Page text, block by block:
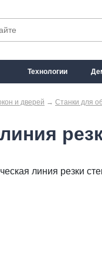
Технологии
и дверей → Станки для